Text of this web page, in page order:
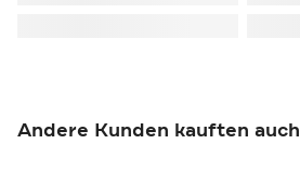
Andere Kunden kauften auch